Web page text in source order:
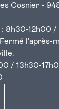
Cosnier -
: 8h30-12h00 /
l'après-
/ 13h30-